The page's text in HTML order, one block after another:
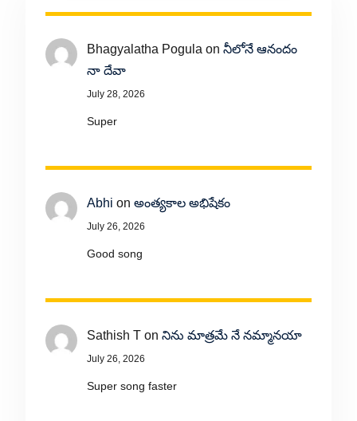
Bhagyalatha Pogula on నీలోనే ఆనందం
నా దేవా
July 28, 2026
Super
Abhi on అంత్యకాల అభిషేకం
July 26, 2026
Good song
Sathish Ton నిను మాత్రమే నే నమ్మానయా
July 26, 2026
Super song faster